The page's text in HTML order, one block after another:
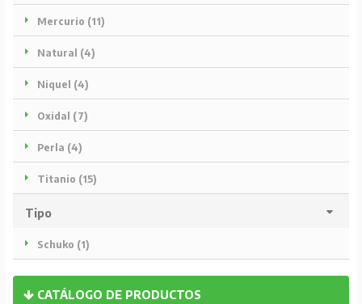
Mercurio (11)
Natural (4)
Niquel (4)
Oxidal (7)
Perla (4)
Titanio (15)
Tipo
Schuko (1)
CATÁLOGO DE PRODUCTOS